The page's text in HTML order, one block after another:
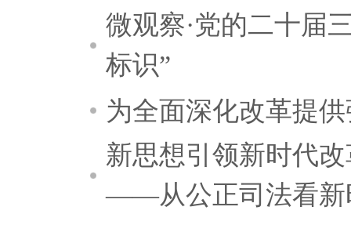
微观察·党的二十届
标识”
为全面深化改革提
新思想引领新时代
——从公正司法看新